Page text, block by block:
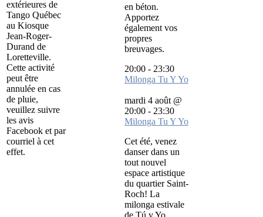
extérieures de
Tango Québec
au Kiosque
Jean-Roger-
Durand de
Loretteville.
Cette activité
peut être
annulée en cas
de pluie,
veuillez suivre
les avis
Facebook et par
courriel à cet
effet.
en béton.
Apportez
également vos
propres
breuvages.
20:00 - 23:30
Milonga Tu Y Yo
mardi 4 août @
20:00 - 23:30
Milonga Tu Y Yo
Cet été, venez
danser dans un
tout nouvel
espace artistique
du quartier Saint-
Roch! La
milonga estivale
de Tú y Yo